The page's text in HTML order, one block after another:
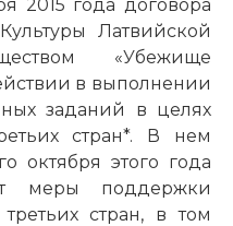
2015 года договора
Латвийской
«Убежище
в выполнении
заданий в целях
стран*. В нем
октября этого года
меры поддержки
стран, в том